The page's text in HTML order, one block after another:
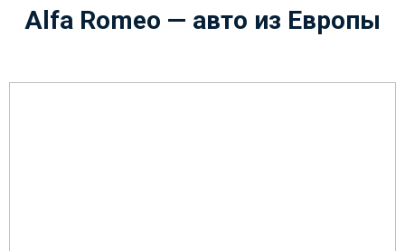
Alfa Romeo — авто из Европы